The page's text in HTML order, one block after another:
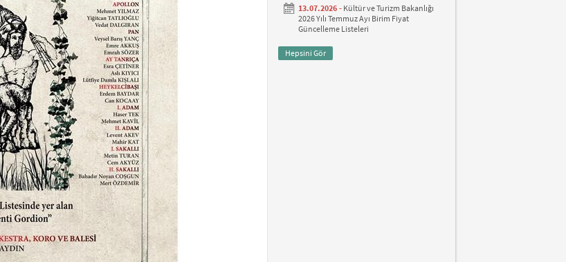
13.07.2026 - Kültür ve Turizm Bakanlığı
2026 Yılı Temmuz Ayı Birim Fiyat
Güncelleme Listeleri
Hepsini Gör